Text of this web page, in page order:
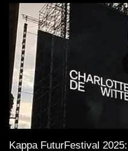
Kappa FuturFestival